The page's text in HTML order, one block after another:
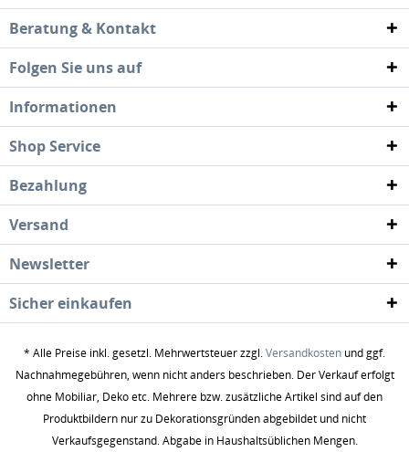
Beratung & Kontakt
Folgen Sie uns auf
Informationen
Shop Service
Bezahlung
Versand
Newsletter
Sicher einkaufen
* Alle Preise inkl. gesetzl. Mehrwertsteuer zzgl.Versandkosten und ggf.
Nachnahmegebühren, wenn nicht anders beschrieben. Der Verkauf erfolgt
ohne Mobiliar, Deko etc. Mehrere bzw. zusätzliche Artikel sind auf den
Produktbildern nur zu Dekorationsgründen abgebildet und nicht
Verkaufsgegenstand. Abgabe in Haushaltsüblichen Mengen.